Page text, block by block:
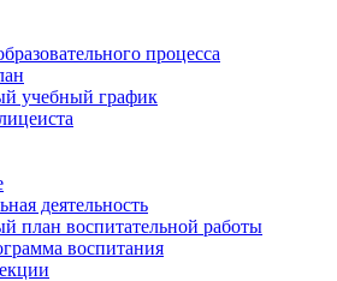
процесса
учебный график
деятельность
план воспитательной работы
воспитания